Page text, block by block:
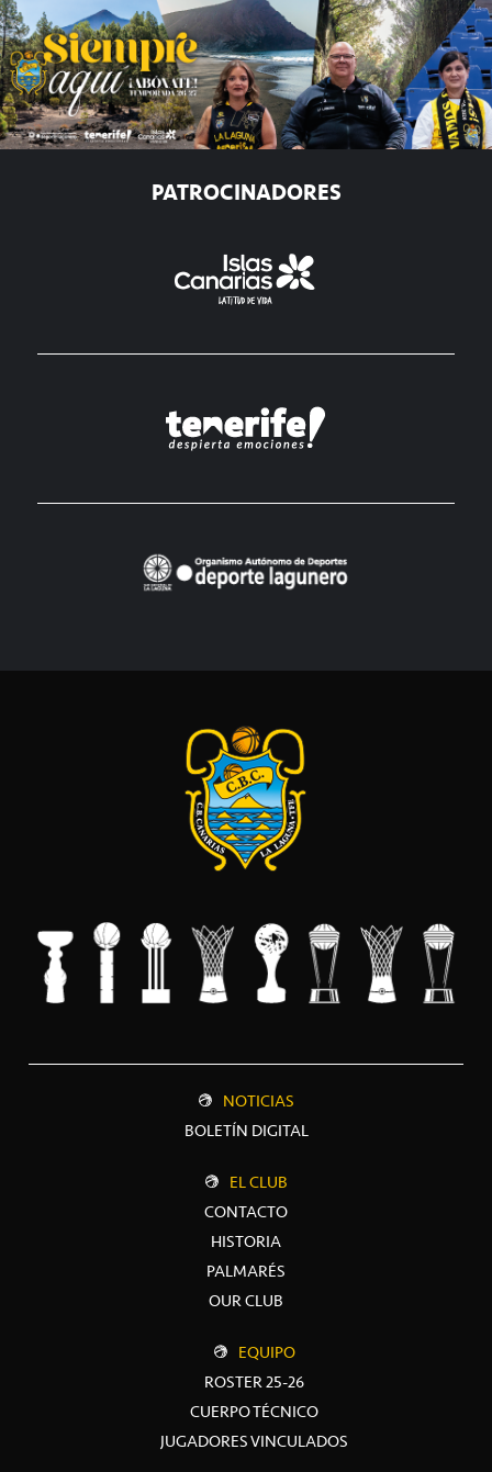
PATROCINADORES
NOTICIAS
BOLETÍN DIGITAL
EL CLUB
CONTACTO
HISTORIA
PALMARÉS
OUR CLUB
EQUIPO
ROSTER 25-26
CUERPO TÉCNICO
JUGADORES VINCULADOS